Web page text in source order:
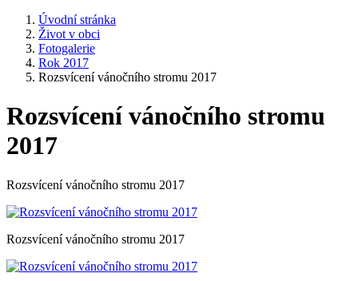
Úvodní stránka
Život v obci
Fotogalerie
Rok 2017
Rozsvícení vánočního stromu 2017
Rozsvícení vánočního stromu
2017
Rozsvícení vánočního stromu 2017
Rozsvícení vánočního stromu 2017